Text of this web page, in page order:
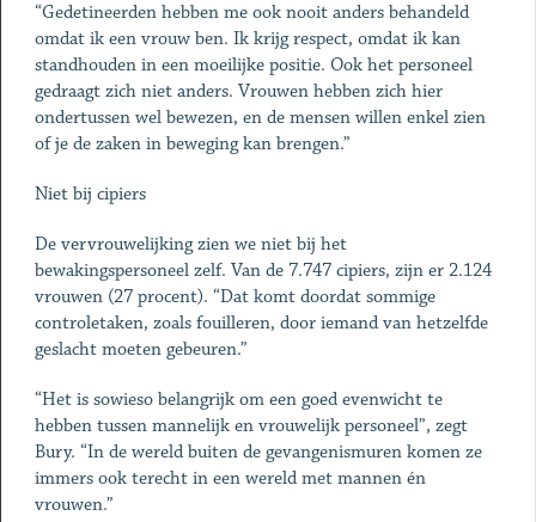
“Gedetineerden hebben me ook nooit anders behandeld
omdat ik een vrouw ben. Ik krijg respect, omdat ik kan
standhouden in een moeilijke positie. Ook het personeel
gedraagt zich niet anders. Vrouwen hebben zich hier
ondertussen wel bewezen, en de mensen willen enkel zien
of je de zaken in beweging kan brengen.”
Niet bij cipiers
De vervrouwelijking zien we niet bij het
bewakingspersoneel zelf. Van de 7.747 cipiers, zijn er 2.124
vrouwen (27 procent). “Dat komt doordat sommige
controletaken, zoals fouilleren, door iemand van hetzelfde
geslacht moeten gebeuren.”
“Het is sowieso belangrijk om een goed evenwicht te
hebben tussen mannelijk en vrouwelijk personeel”, zegt
Bury. “In de wereld buiten de gevangenismuren komen ze
immers ook terecht in een wereld met mannen én
vrouwen.”